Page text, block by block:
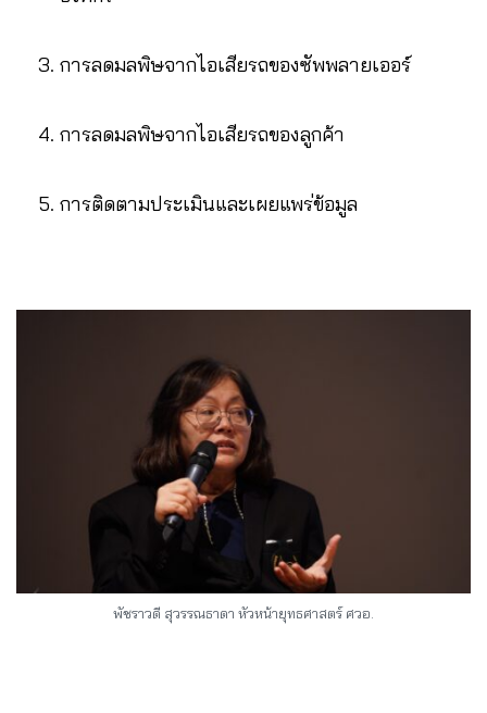
การลดมลพิษจากไอเสียรถของซัพพลายเออร์
การลดมลพิษจากไอเสียรถของลูกค้า
การติดตามประเมินและเผยแพร่ข้อมูล
พัชราวดี สุวรรณธาดา หัวหน้ายุทธศาสตร์ ศวอ.